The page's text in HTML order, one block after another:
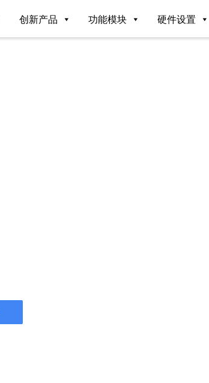
创新产品 功能模块 硬件设置